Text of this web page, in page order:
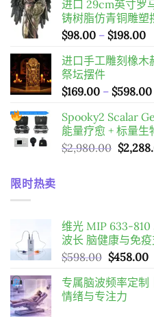
價
格：
$598.00。
进口 29cm英寸罗
铸树脂仿青铜雕塑
$98.00 – $198.00價
进口手工雕刻橡木
祭坛摆件
$169.00 – $598.00
Spooky2 Scalar
能量疗愈 + 标量生
$2,980.00 原
$
限时热卖
维光 MIP 633-
波长 脑健康与免
$598.00 原
價
格：
$458.00目
专属脑波频率定制
情绪与专注力